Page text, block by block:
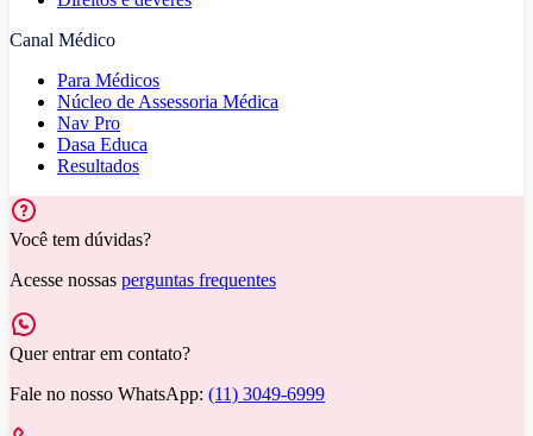
Canal Médico
Para Médicos
Núcleo de Assessoria Médica
Nav Pro
Dasa Educa
Resultados
Você tem dúvidas?
Acesse nossas perguntas frequentes
Quer entrar em contato?
Fale no nosso WhatsApp: (11) 3049-6999